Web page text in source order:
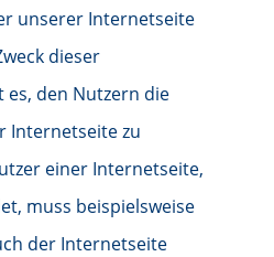
unserer Internetseite
dieser
den Nutzern die
Internetseite zu
einer Internetseite,
muss beispielsweise
der Internetseite